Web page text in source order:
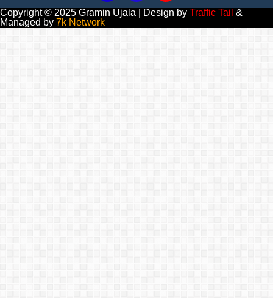
Copyright © 2025 Gramin Ujala | Design by Traffic Tail &
Managed by 7k Network